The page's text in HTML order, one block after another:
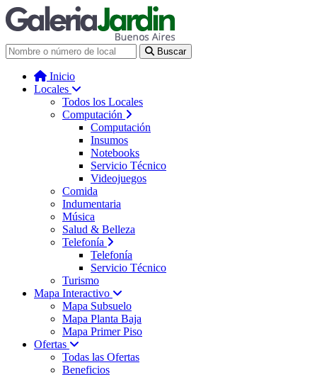
Galería Jardín - Centro de
Buscar
Inicio
Locales
Todos los Locales
Computación
Computación
Insumos
Notebooks
Servicio Técnico
Videojuegos
Comida
Indumentaria
Música
Salud & Belleza
Telefonía
Telefonía
Servicio Técnico
Turismo
Mapa Interactivo
Mapa Subsuelo
Mapa Planta Baja
Mapa Primer Piso
Ofertas
Todas las Ofertas
Beneficios